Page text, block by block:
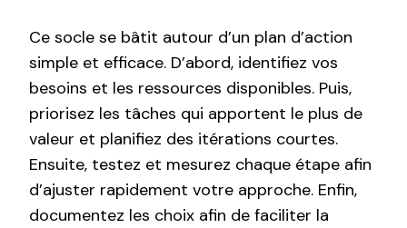
Ce socle se bâtit autour d’un plan d’action
simple et efficace. D’abord, identifiez vos
besoins et les ressources disponibles. Puis,
priorisez les tâches qui apportent le plus de
valeur et planifiez des itérations courtes.
Ensuite, testez et mesurez chaque étape afin
d’ajuster rapidement votre approche. Enfin,
documentez les choix afin de faciliter la